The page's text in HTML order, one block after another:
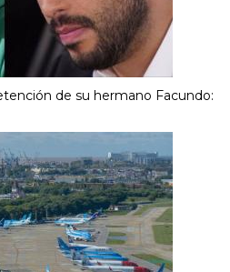
de su hermano Facundo: